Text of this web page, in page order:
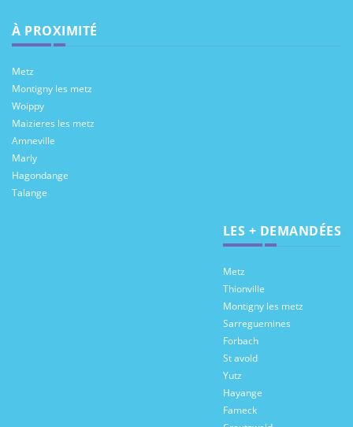
À PROXIMITÉ
Metz
Montigny les metz
Woippy
Maizieres les metz
Amneville
Marly
Hagondange
Talange
LES + DEMANDÉES
Metz
Thionville
Montigny les metz
Sarreguemines
Forbach
St avold
Yutz
Hayange
Fameck